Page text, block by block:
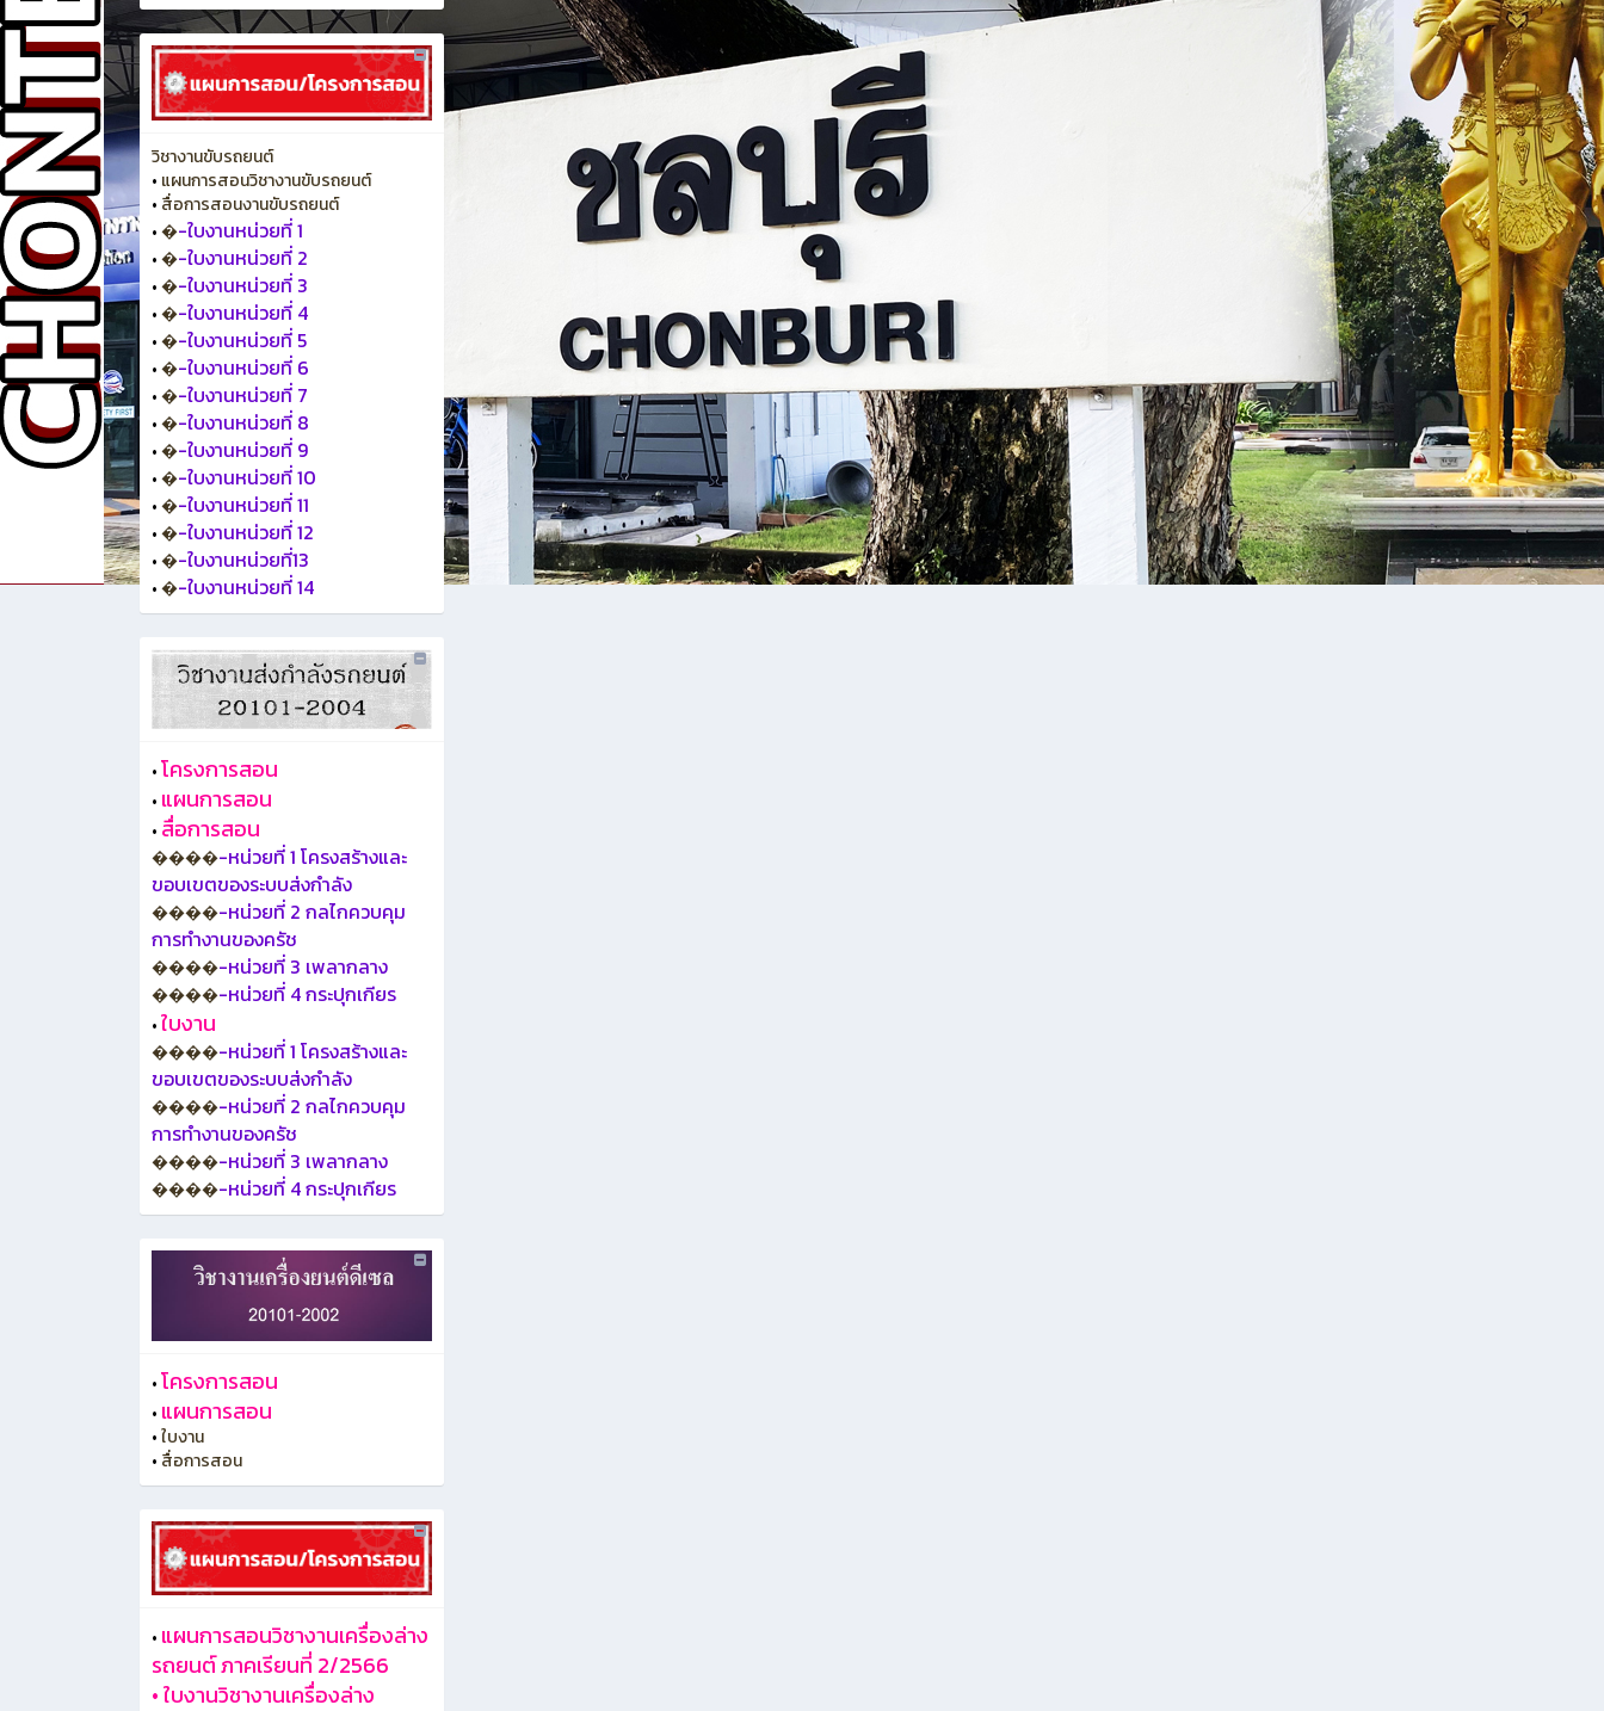
วิชางานขับรถยนต์
• แผนการสอนวิชางานขับรถยนต์
• สื่อการสอนงานขับรถยนต์
•�-ใบงานหน่วยที่ 1
•�-ใบงานหน่วยที่ 2
•�-ใบงานหน่วยที่ 3
•�-ใบงานหน่วยที่ 4
•�-ใบงานหน่วยที่ 5
•�-ใบงานหน่วยที่ 6
•�-ใบงานหน่วยที่ 7
•�-ใบงานหน่วยที่ 8
•�-ใบงานหน่วยที่ 9
•�-ใบงานหน่วยที่ 10
•�-ใบงานหน่วยที่ 11
•�-ใบงานหน่วยที่ 12
•�-ใบงานหน่วยที่13
•�-ใบงานหน่วยที่ 14
•โครงการสอน
• แผนการสอน
• สื่อการสอน
����-หน่วยที่ 1 โครงสร้างและ
ขอบเขตของระบบส่งกำลัง
����-หน่วยที่ 2 กลไกควบคุม
การทำงานของครัช
����-หน่วยที่ 3 เพลากลาง
����-หน่วยที่ 4 กระปุกเกียร
•ใบงาน
����-หน่วยที่ 1 โครงสร้างและ
ขอบเขตของระบบส่งกำลัง
����-หน่วยที่ 2 กลไกควบคุม
การทำงานของครัช
����-หน่วยที่ 3 เพลากลาง
����-หน่วยที่ 4 กระปุกเกียร
•โครงการสอน
• แผนการสอน
•ใบงาน
• สื่อการสอน
• แผนการสอนวิชางานเครื่องล่าง
รถยนต์ ภาคเรียนที่ 2/2566
•ใบงานวิชางานเครื่องล่าง